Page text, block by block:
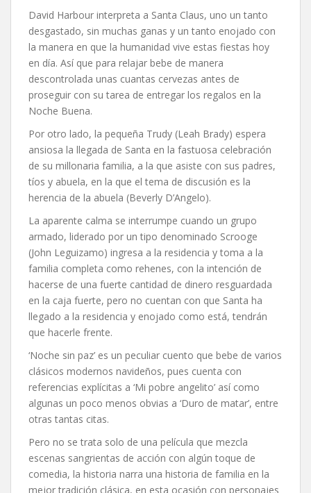
David Harbour interpreta a Santa Claus, uno un tanto
desgastado, sin muchas ganas y un tanto enojado con
la manera en que la humanidad vive estas fiestas hoy
en día. Así que para relajar bebe de manera
descontrolada unas cuantas cervezas antes de
proseguir con su tarea de entregar los regalos en la
Noche Buena.
Por otro lado, la pequeña Trudy (Leah Brady) espera
ansiosa la llegada de Santa en la fastuosa celebración
de su millonaria familia, a la que asiste con sus padres,
tíos y abuela, en la que el tema de discusión es la
herencia de la abuela (Beverly D’Angelo).
La aparente calma se interrumpe cuando un grupo
armado, liderado por un tipo denominado Scrooge
(John Leguizamo) ingresa a la residencia y toma a la
familia completa como rehenes, con la intención de
hacerse de una fuerte cantidad de dinero resguardada
en la caja fuerte, pero no cuentan con que Santa ha
llegado a la residencia y enojado como está, tendrán
que hacerle frente.
‘Noche sin paz’ es un peculiar cuento que bebe de varios
clásicos modernos navideños, pues cuenta con
referencias explícitas a ‘Mi pobre angelito’ así como
algunas un poco menos obvias a ‘Duro de matar’, entre
otras tantas citas.
Pero no se trata solo de una película que mezcla
escenas sangrientas de acción con algún toque de
comedia, la historia narra una historia de familia en la
mejor tradición clásica, en esta ocasión con personajes